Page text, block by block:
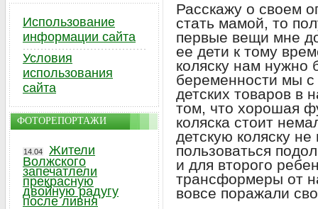
Расскажу о своем
стать мамой, то
первые вещи мне
ее дети к тому
коляску нам нужно
беременности мы
детских товаров в
том, что хорошая
коляска стоит
детскую коляску
пользоваться
и для второго
трансформеры от
вовсе поражали
Использование
информации сайта
Условия
использования
сайта
ФОТОРЕПОРТАЖИ
14.04
Жители
Волжского
запечатлели
прекрасную
двойную радугу
после ливня